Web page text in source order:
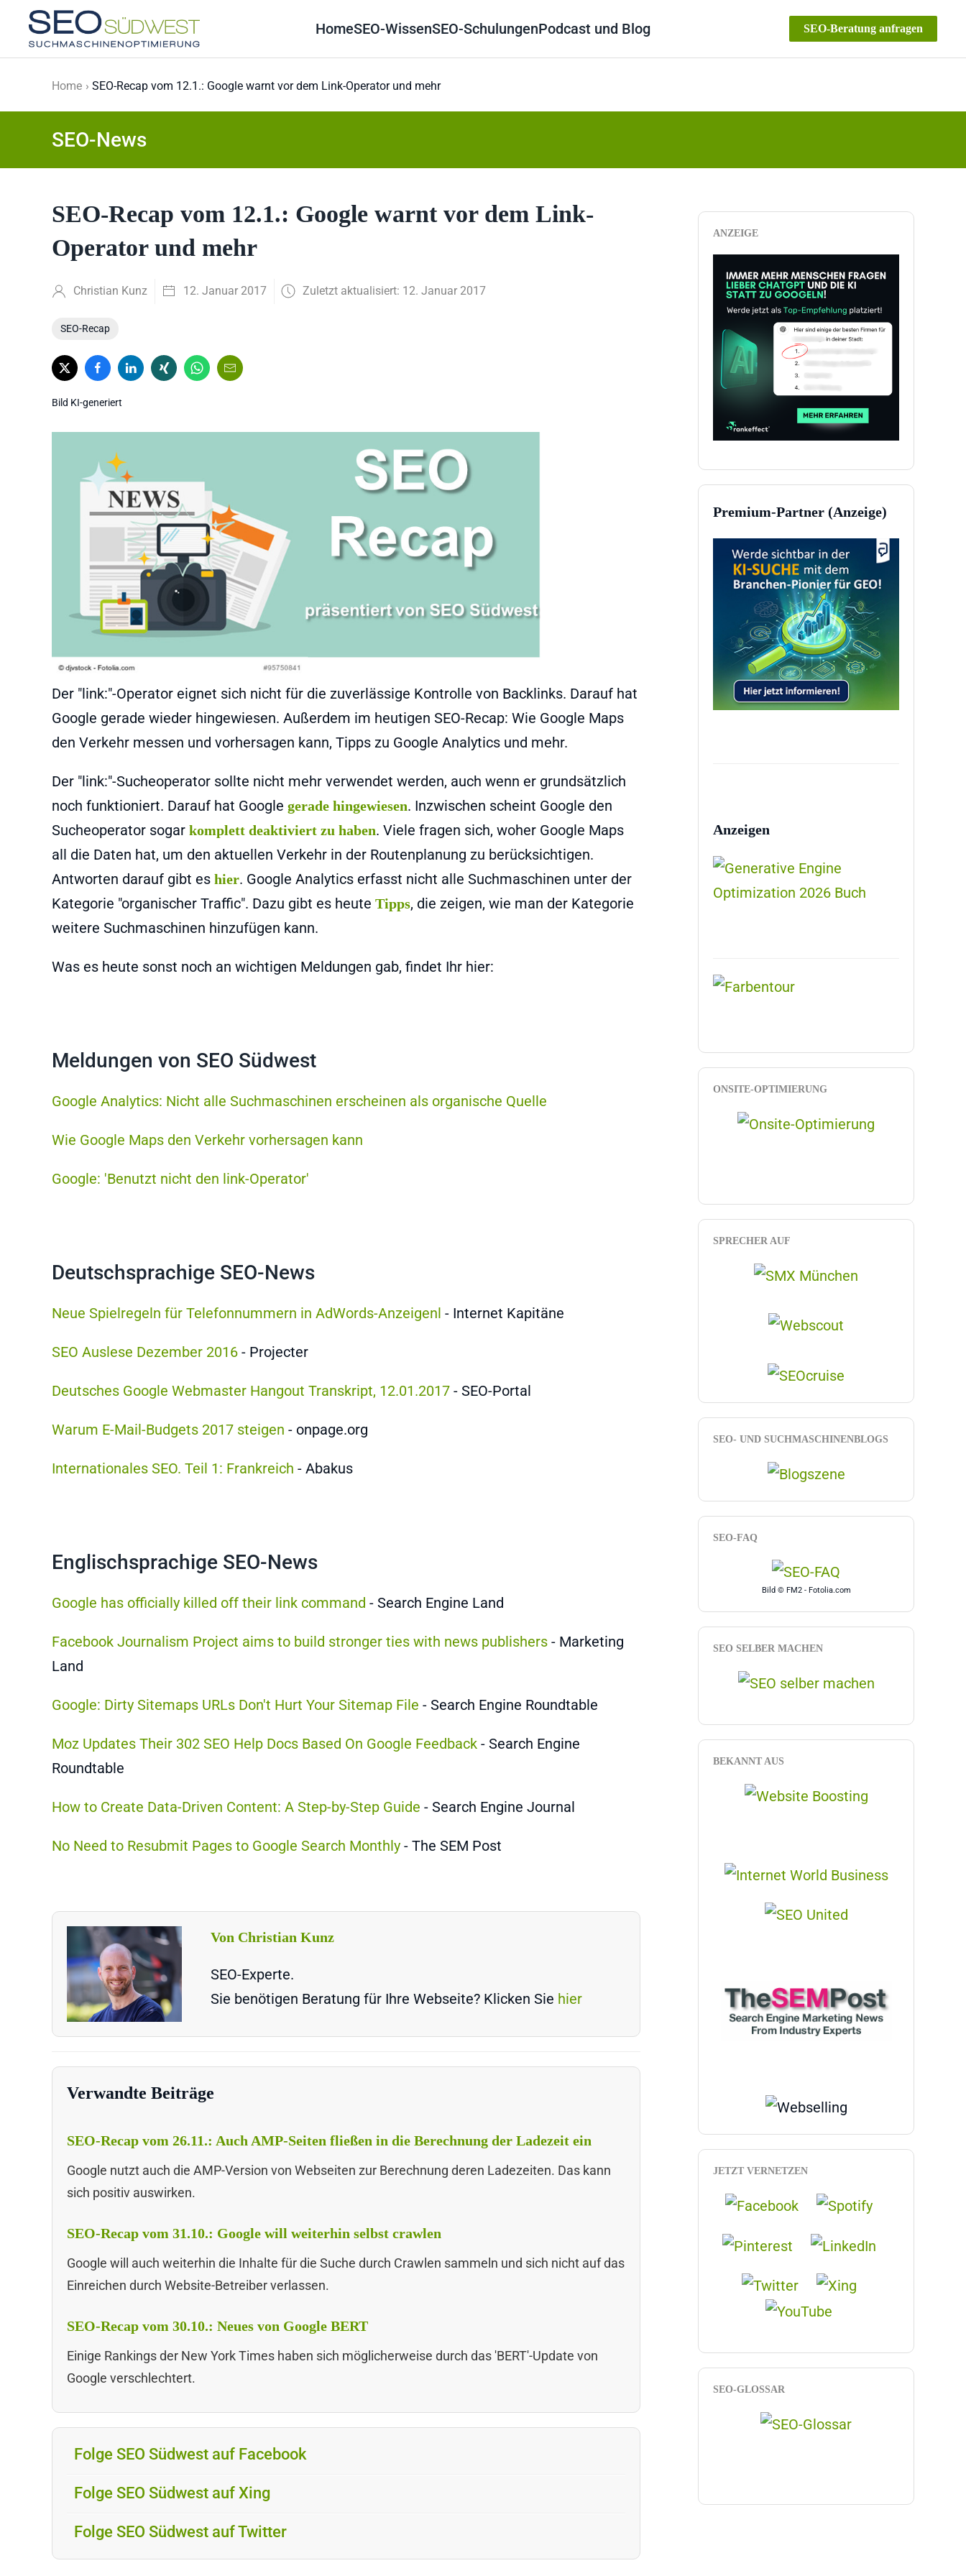
Skip to main content
HomeSEO-WissenSEO-SchulungenPodcast und Blog SEO-Beratung anfragen
Home SEO-Recap vom 12.1.: Google warnt vor dem Link-Operator und mehr
SEO-News
SEO-Recap vom 12.1.: Google warnt vor dem Link-
Operator und mehr
Christian Kunz 12. Januar 2017 Zuletzt aktualisiert: 12. Januar 2017
SEO-Recap
Bild KI-generiert
Der "link:"-Operator eignet sich nicht für die zuverlässige Kontrolle von Backlinks. Darauf hat
Google gerade wieder hingewiesen. Außerdem im heutigen SEO-Recap: Wie Google Maps
den Verkehr messen und vorhersagen kann, Tipps zu Google Analytics und mehr.
Der "link:"-Sucheoperator sollte nicht mehr verwendet werden, auch wenn er grundsätzlich
noch funktioniert. Darauf hat Google gerade hingewiesen. Inzwischen scheint Google den
Sucheoperator sogar komplett deaktiviert zu haben. Viele fragen sich, woher Google Maps
all die Daten hat, um den aktuellen Verkehr in der Routenplanung zu berücksichtigen.
Antworten darauf gibt es hier. Google Analytics erfasst nicht alle Suchmaschinen unter der
Kategorie "organischer Traffic". Dazu gibt es heute Tipps, die zeigen, wie man der Kategorie
weitere Suchmaschinen hinzufügen kann.
Was es heute sonst noch an wichtigen Meldungen gab, findet Ihr hier:
Meldungen von SEO Südwest
Google Analytics: Nicht alle Suchmaschinen erscheinen als organische Quelle
Wie Google Maps den Verkehr vorhersagen kann
Google: 'Benutzt nicht den link-Operator'
Deutschsprachige SEO-News
Neue Spielregeln für Telefonnummern in AdWords-Anzeigenl - Internet Kapitäne
SEO Auslese Dezember 2016 - Projecter
Deutsches Google Webmaster Hangout Transkript, 12.01.2017 - SEO-Portal
Warum E-Mail-Budgets 2017 steigen - onpage.org
Internationales SEO. Teil 1: Frankreich - Abakus
Englischsprachige SEO-News
Google has officially killed off their link command - Search Engine Land
Facebook Journalism Project aims to build stronger ties with news publishers - Marketing
Land
Google: Dirty Sitemaps URLs Don't Hurt Your Sitemap File - Search Engine Roundtable
Moz Updates Their 302 SEO Help Docs Based On Google Feedback - Search Engine
Roundtable
How to Create Data-Driven Content: A Step-by-Step Guide - Search Engine Journal
No Need to Resubmit Pages to Google Search Monthly - The SEM Post
Von Christian Kunz
SEO-Experte.
Sie benötigen Beratung für Ihre Webseite? Klicken Sie hier
Verwandte Beiträge
SEO-Recap vom 26.11.: Auch AMP-Seiten fließen in die Berechnung der Ladezeit ein
Google nutzt auch die AMP-Version von Webseiten zur Berechnung deren Ladezeiten. Das kann
sich positiv auswirken.
SEO-Recap vom 31.10.: Google will weiterhin selbst crawlen
Google will auch weiterhin die Inhalte für die Suche durch Crawlen sammeln und sich nicht auf das
Einreichen durch Website-Betreiber verlassen.
SEO-Recap vom 30.10.: Neues von Google BERT
Einige Rankings der New York Times haben sich möglicherweise durch das 'BERT'-Update von
Google verschlechtert.
Folge SEO Südwest auf Facebook
Folge SEO Südwest auf Xing
Folge SEO Südwest auf Twitter
ANZEIGE
Premium-Partner (Anzeige)
Anzeigen
ONSITE-OPTIMIERUNG
SPRECHER AUF
SEO- UND SUCHMASCHINENBLOGS
SEO-FAQ
Bild © FM2 - Fotolia.com
SEO SELBER MACHEN
BEKANNT AUS
JETZT VERNETZEN
SEO-GLOSSAR